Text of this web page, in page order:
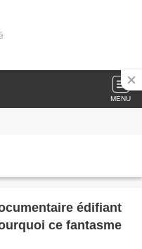
MENU
édifiant
ce fantasme